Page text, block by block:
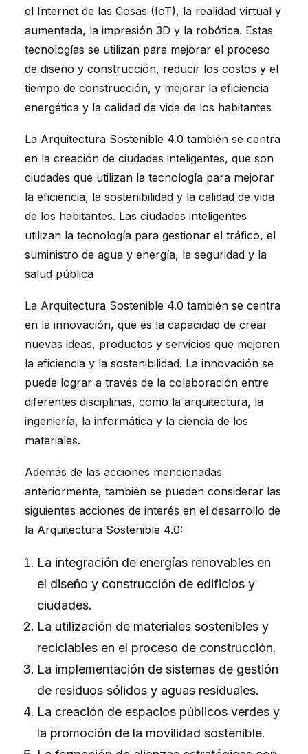
el Internet de las Cosas (IoT), la realidad virtual y
aumentada, la impresión 3D y la robótica. Estas
tecnologías se utilizan para mejorar el proceso
de diseño y construcción, reducir los costos y el
tiempo de construcción, y mejorar la eficiencia
energética y la calidad de vida de los habitantes
La Arquitectura Sostenible 4.0 también se centra
en la creación de ciudades inteligentes, que son
ciudades que utilizan la tecnología para mejorar
la eficiencia, la sostenibilidad y la calidad de vida
de los habitantes. Las ciudades inteligentes
utilizan la tecnología para gestionar el tráfico, el
suministro de agua y energía, la seguridad y la
salud pública
La Arquitectura Sostenible 4.0 también se centra
en la innovación, que es la capacidad de crear
nuevas ideas, productos y servicios que mejoren
la eficiencia y la sostenibilidad. La innovación se
puede lograr a través de la colaboración entre
diferentes disciplinas, como la arquitectura, la
ingeniería, la informática y la ciencia de los
materiales.
Además de las acciones mencionadas
anteriormente, también se pueden considerar las
siguientes acciones de interés en el desarrollo de
la Arquitectura Sostenible 4.0:
La integración de energías renovables en
el diseño y construcción de edificios y
ciudades.
La utilización de materiales sostenibles y
reciclables en el proceso de construcción.
La implementación de sistemas de gestión
de residuos sólidos y aguas residuales.
La creación de espacios públicos verdes y
la promoción de la movilidad sostenible.